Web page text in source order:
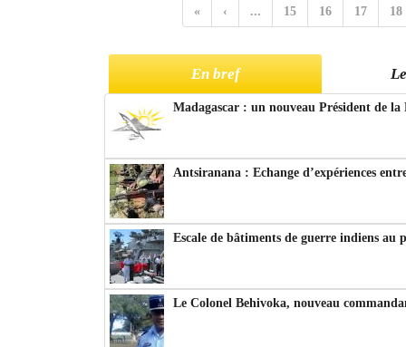
« ‹ ... 15 16 17 18
En bref
Madagascar : un nouveau Président de
Antsiranana : Echange d’expériences
Escale de bâtiments de guerre indiens au
Le Colonel Behivoka, nouveau